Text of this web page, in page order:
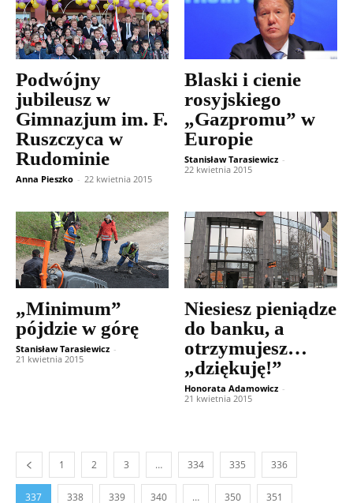
Podwójny
jubileusz w
Gimnazjum im. F.
Ruszczyca w
Rudominie
Anna Pieszko - 22 kwietnia 2015
Blaski i cienie
rosyjskiego
„Gazpromu” w
Europie
Stanisław Tarasiewicz -
22 kwietnia 2015
„Minimum”
pójdzie w górę
Stanisław Tarasiewicz -
21 kwietnia 2015
Niesiesz pieniądze
do banku, a
otrzymujesz…
„dziękuję!”
Honorata Adamowicz -
21 kwietnia 2015
1 2 3 … 334 335 336
337 338 339 340 … 350 351